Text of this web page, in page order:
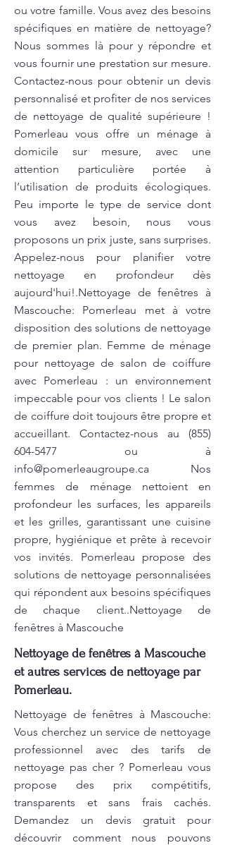
ou votre famille. Vous avez des besoins
spécifiques en matière de nettoyage?
Nous sommes là pour y répondre et
vous fournir une prestation sur mesure.
Contactez-nous pour obtenir un devis
personnalisé et profiter de nos services
de nettoyage de qualité supérieure !
Pomerleau vous offre un ménage à
domicile sur mesure, avec une
attention particulière portée à
l’utilisation de produits écologiques.
Peu importe le type de service dont
vous avez besoin, nous vous
proposons un prix juste, sans surprises.
Appelez-nous pour planifier votre
nettoyage en profondeur dès
aujourd'hui!.Nettoyage de fenêtres à
Mascouche: Pomerleau met à votre
disposition des solutions de nettoyage
de premier plan. Femme de ménage
pour nettoyage de salon de coiffure
avec Pomerleau : un environnement
impeccable pour vos clients ! Le salon
de coiffure doit toujours être propre et
accueillant. Contactez-nous au (855)
604-5477 ou à
info@pomerleaugroupe.ca Nos
femmes de ménage nettoient en
profondeur les surfaces, les appareils
et les grilles, garantissant une cuisine
propre, hygiénique et prête à recevoir
vos invités. Pomerleau propose des
solutions de nettoyage personnalisées
qui répondent aux besoins spécifiques
de chaque client..Nettoyage de
fenêtres à Mascouche
Nettoyage de fenêtres à Mascouche
et autres services de nettoyage par
Pomerleau.
Nettoyage de fenêtres à Mascouche:
Vous cherchez un service de nettoyage
professionnel avec des tarifs de
nettoyage pas cher ? Pomerleau vous
propose des prix compétitifs,
transparents et sans frais cachés.
Demandez un devis gratuit pour
découvrir comment nous pouvons